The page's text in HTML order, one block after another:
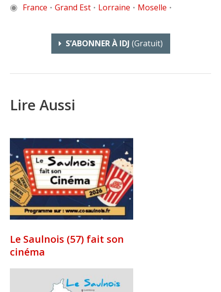
◉ France • Grand Est • Lorraine • Moselle •
S’ABONNER À IDJ (gratuit)
Lire Aussi
Le Saulnois (57) fait son
cinéma